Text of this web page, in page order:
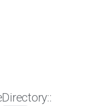
Directory::